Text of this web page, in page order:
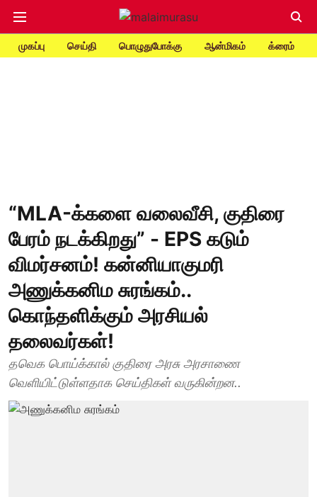
முகப்பு செய்தி பொழுதுபோக்கு ஆன்மிகம் க்ரைம்
“MLA-க்களை வலைவீசி, குதிரை
பேரம் நடக்கிறது” - EPS கடும்
விமர்சனம்! கன்னியாகுமரி
அணுக்கனிம சுரங்கம்..
கொந்தளிக்கும் அரசியல்
தலைவர்கள்!
தவெக பொய்க்கால் குதிரை அரசு அரசாணை
வெளியிட்டுள்ளதாக செய்திகள் வருகின்றன..